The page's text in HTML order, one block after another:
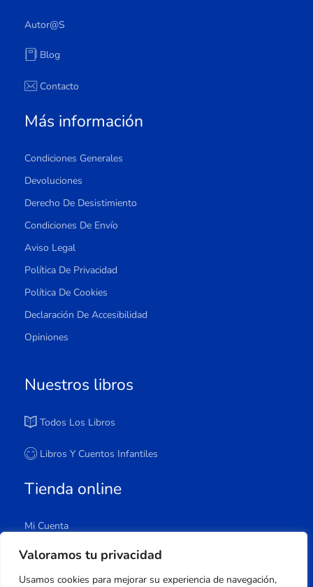
Valoramos tu privacidad
Usamos cookies para mejorar su experiencia de navegación,
Autor@s
Blog
Contacto
Más información
Condiciones Generales
Devoluciones
Derecho De Desistimiento
Condiciones De Envío
Aviso Legal
Política De Privacidad
Política De Cookies
Declaración De Accesibilidad
Opiniones
Nuestros libros
Todos Los Libros
Libros Y Cuentos Infantiles
Tienda online
Mi Cuenta
Carrito